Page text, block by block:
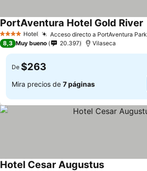
4 EstrellasHotel Acceso directo a PortAventura Park
PortAventura Hotel Gold River
8,3 Muy bueno 20.397 Vilaseca
De $263
Mira precios de 7 páginas
Hotel Cesar Augustus